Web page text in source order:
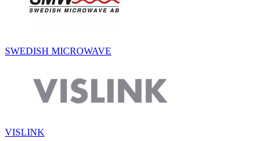
SWEDISH MICROWAVE
VISLINK